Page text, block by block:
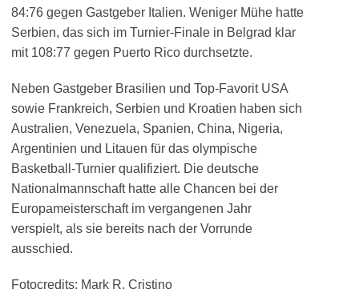
84:76 gegen Gastgeber Italien. Weniger Mühe hatte
Serbien, das sich im Turnier-Finale in Belgrad klar
mit 108:77 gegen Puerto Rico durchsetzte.
Neben Gastgeber Brasilien und Top-Favorit USA
sowie Frankreich, Serbien und Kroatien haben sich
Australien, Venezuela, Spanien, China, Nigeria,
Argentinien und Litauen für das olympische
Basketball-Turnier qualifiziert. Die deutsche
Nationalmannschaft hatte alle Chancen bei der
Europameisterschaft im vergangenen Jahr
verspielt, als sie bereits nach der Vorrunde
ausschied.
Fotocredits: Mark R. Cristino